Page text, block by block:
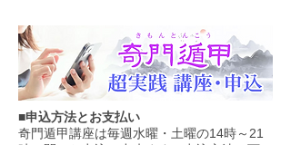
​■申込方法とお支払い
奇門遁甲講座は毎週水曜・土曜の14時～21